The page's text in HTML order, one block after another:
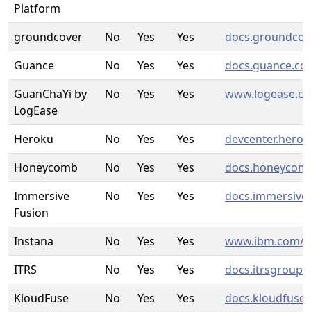
Platform
groundcover
No Yes Yes
Guance
No Yes Yes
GuanChaYi by
LogEase
No Yes Yes
Heroku No Yes Yes
Honeycomb
No Yes Yes
Immersive
Fusion
No Yes Yes
Instana No Yes Yes
www.ibm.com/
ITRS
No Yes Yes
KloudFuse
No Yes Yes